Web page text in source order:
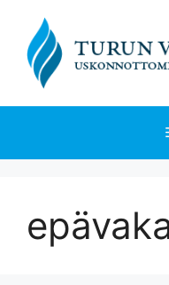
sisältöön